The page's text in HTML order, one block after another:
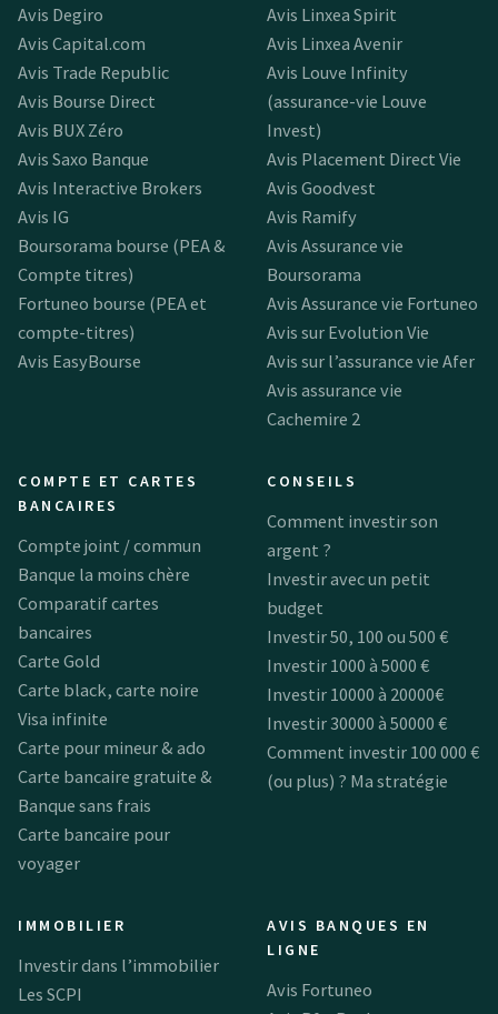
Avis Degiro
Avis Capital.com
Avis Trade Republic
Avis Bourse Direct
Avis BUX Zéro
Avis Saxo Banque
Avis Interactive Brokers
Avis IG
Boursorama bourse (PEA &
Compte titres)
Fortuneo bourse (PEA et
compte-titres)
Avis EasyBourse
Avis Linxea Spirit
Avis Linxea Avenir
Avis Louve Infinity
(assurance-vie Louve
Invest)
Avis Placement Direct Vie
Avis Goodvest
Avis Ramify
Avis Assurance vie
Boursorama
Avis Assurance vie Fortuneo
Avis sur Evolution Vie
Avis sur l’assurance vie Afer
Avis assurance vie
Cachemire 2
COMPTE ET CARTES
BANCAIRES
Compte joint / commun
Banque la moins chère
Comparatif cartes
bancaires
Carte Gold
Carte black, carte noire
Visa infinite
Carte pour mineur & ado
Carte bancaire gratuite &
Banque sans frais
Carte bancaire pour
voyager
CONSEILS
Comment investir son
argent ?
Investir avec un petit
budget
Investir 50, 100 ou 500 €
Investir 1000 à 5000 €
Investir 10000 à 20000€
Investir 30000 à 50000 €
Comment investir 100 000 €
(ou plus) ? Ma stratégie
IMMOBILIER
Investir dans l’immobilier
Les SCPI
AVIS BANQUES EN
LIGNE
Avis Fortuneo